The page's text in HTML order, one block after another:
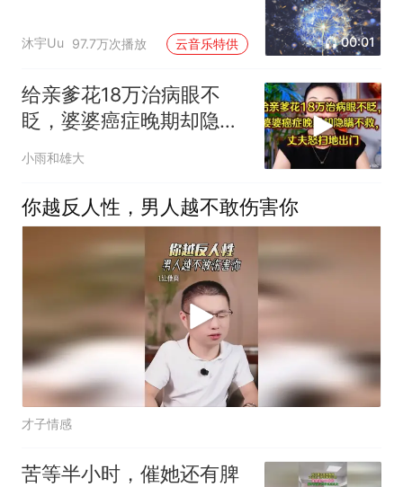
沐宇Uu 97.7万次播放 云音乐特供 00:01
给亲爹花18万治病眼不
眨，婆婆癌症晚期却隐瞒
不救，丈夫怒提离婚
小雨和雄大
你越反人性，男人越不敢伤害你
才子情感
苦等半小时，催她还有脾